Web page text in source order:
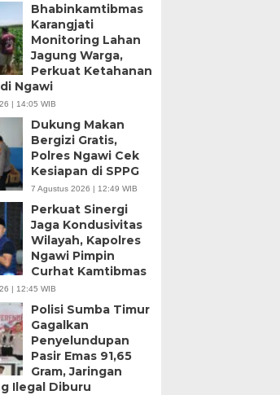
Bhabinkamtibmas
Karangjati
Monitoring Lahan
Jagung Warga,
Perkuat Ketahanan
Ngawi
| 14:05 WIB
Dukung Makan
Bergizi Gratis,
Polres Ngawi Cek
Kesiapan di SPPG
7 Agustus 2026 | 12:49 WIB
Perkuat Sinergi
Jaga Kondusivitas
Wilayah, Kapolres
Ngawi Pimpin
Curhat Kamtibmas
| 12:45 WIB
Polisi Sumba Timur
Gagalkan
Penyelundupan
Pasir Emas 91,65
Gram, Jaringan
Ilegal Diburu